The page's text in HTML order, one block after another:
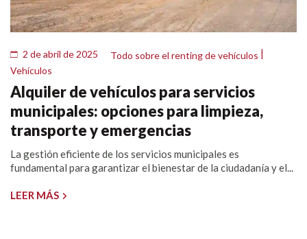
2 de abril de 2025 Todo sobre el renting de vehículos |
Vehículos
Alquiler de vehículos para servicios
municipales: opciones para limpieza,
transporte y emergencias
La gestión eficiente de los servicios municipales es
fundamental para garantizar el bienestar de la ciudadanía y el...
LEER MÁS